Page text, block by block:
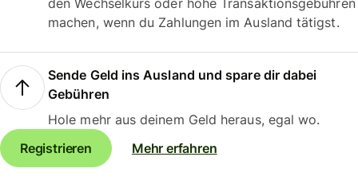
den Wechselkurs oder hohe Transaktionsgebühren
machen, wenn du Zahlungen im Ausland tätigst.
Sende Geld ins Ausland und spare dir dabei
Gebühren
Hole mehr aus deinem Geld heraus, egal wo.
Registrieren
Mehr erfahren